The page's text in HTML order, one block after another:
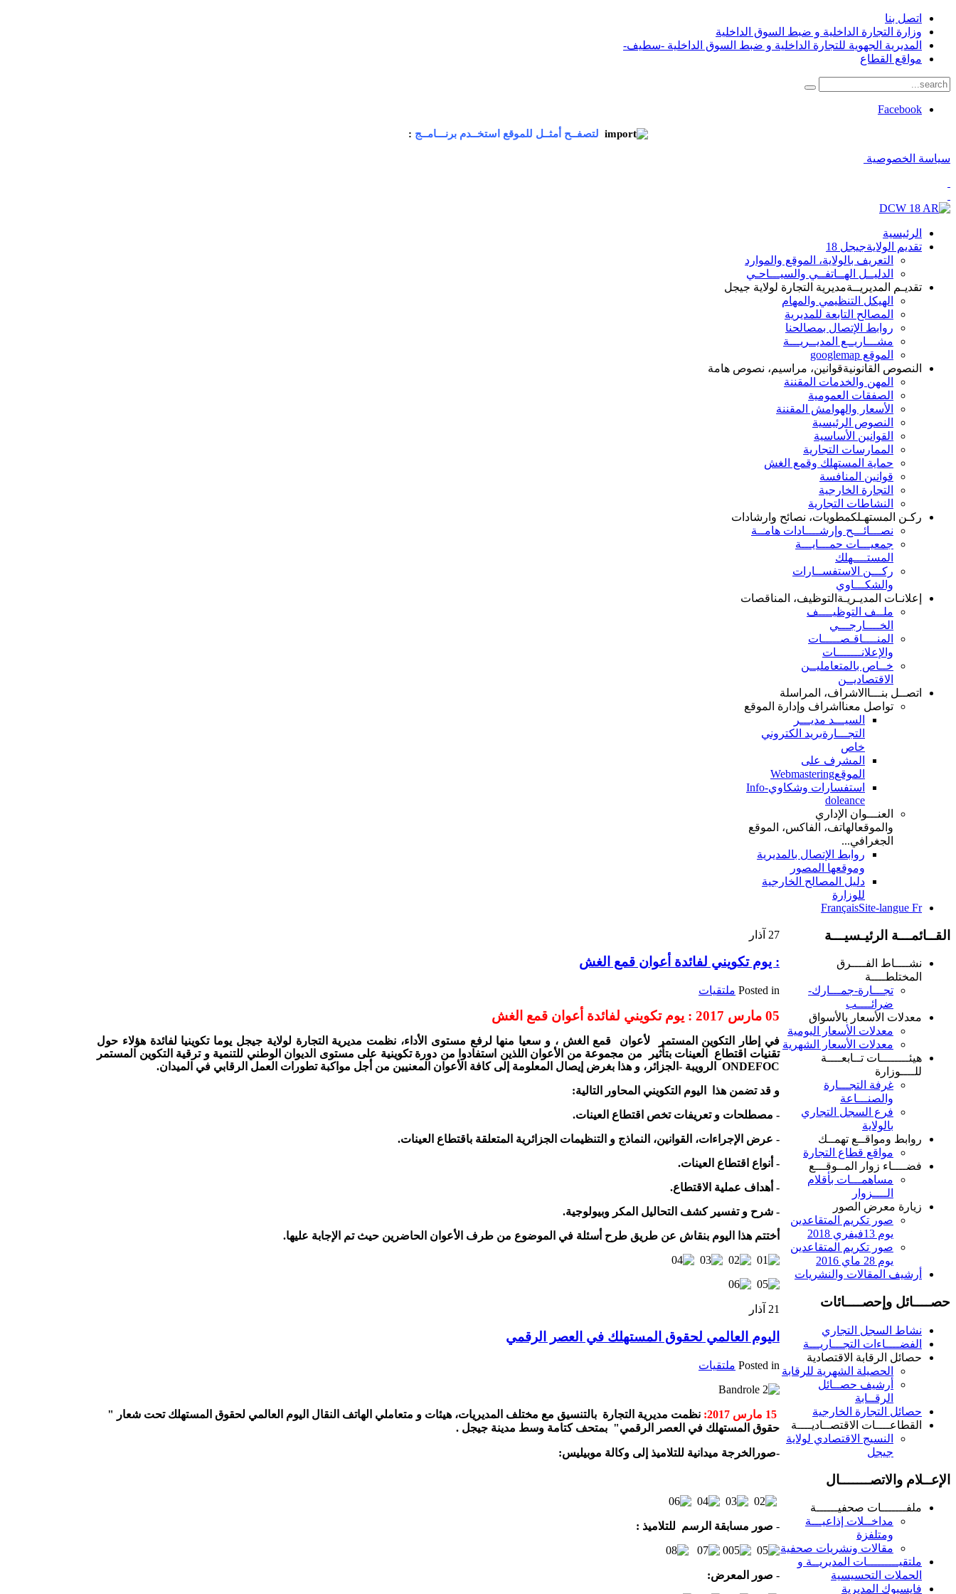
اتصل بنا
وزارة التجارة الداخلية و ضبط السوق الداخلية
المديرية الجهوية للتجارة الداخلية و ضبط السوق الداخلية -سطيف-
مواقع القطاع
Facebook
لتصفــح أمثــل للموقع استخــدم برنـــامــج :
سياسة الخصوصية
الرئيسية
تقديم الولايةجيجل 18
التعريف بالولاية، الموقع والموارد
الدليــل الهــاتفــي والسيـــاحـي
تقديـم المديريــةمديرية التجارة لولاية جيجل
الهيكل التنظيمي والمهام
المصالح التابعة للمديرية
روابط الإتصال بمصالحنا
مشـــاريــع المديــريـــة
الموقع googlemap
النصوص القانونيةقوانين، مراسيم، نصوص هامة
المهن والخدمات المقننة
الصفقات العمومية
الأسعار والهوامش المقننة
النصوص الرئيسية
القوانين الأساسية
الممارسات التجارية
حماية المستهلك وقمع الغش
قوانين المنافسة
التجارة الخارجية
النشاطات التجارية
ركـن المستهـلكمطويات، نصائح وارشادات
نصـــائـــح وإرشــــادات هامــة
جمعيـــات حمـــايـــة
المستــــهلك
ركـــن الاستفســارات
والشكـــاوي
إعلانـات المديـريـة التوظيف، المناقصات
ملــف التوظيــــف
الخــــارجـــي
المنــــاقـصـــــات
والإعلانـــــــات
خــاص بالمتعامليــن
الاقتصاديــن
اتصــل بنـــا الاشراف، المراسلة
تواصل معنا اشراف وإدارة الموقع
السيـــد مديـــر
التجـــارةبريد الكتروني
خاص
المشرف على
الموقعWebmastering
استفسارات وشكاويInfo-
doleance
العنـــوان الإداري
والموقعالهاتف، الفاكس، الموقع
الجغرافي...
روابط الإتصال بالمديرية
وموقعها المصور
دليل المصالح الخارجية
للوزارة
FrançaisSite-langue Fr
27 آذار
: يوم تكويني لفائدة أعوان قمع الغش
Posted in ملتقيات
05 مارس 2017 : يوم تكويني لفائدة أعوان قمع الغش
في إطار التكوين المستمر لأعوان قمع الغش ، و سعيا منها لرفع مستوى الأداء، نظمت مديرية التجارة لولاية جيجل يوما تكوينيا لفائدة هؤلاء حول
تقنيات اقتطاع العينات بتأثير من مجموعة من الأعوان اللذين استفادوا من دورة تكوينية على مستوى الديوان الوطني للتنمية و ترقية التكوين المستمر
ONDEFOC الرويبة -الجزائر، و هذا بغرض إيصال المعلومة إلى كافة الأعوان المعنيين من أجل مواكبة تطورات العمل الرقابي في الميدان.
و قد تضمن هذا اليوم التكويني المحاور التالية:
- مصطلحات و تعريفات تخص اقتطاع العينات.
- عرض الإجراءات، القوانين، النماذج و التنظيمات الجزائرية المتعلقة باقتطاع العينات.
- أنواع اقتطاع العينات.
- أهداف عملية الاقتطاع.
- شرح و تفسير كشف التحاليل المكر وبيولوجية.
أختتم هذا اليوم بنقاش عن طريق طرح أسئلة في الموضوع من طرف الأعوان الحاضرين حيث تم الإجابة عليها.
21 آذار
اليوم العالمي لحقوق المستهلك في العصر الرقمي
Posted in ملتقيات
نظمت مديرية التجارة بالتنسيق مع مختلف المديريات، هيئات و متعاملي الهاتف النقال اليوم العالمي لحقوق المستهلك تحت شعار "
حقوق المستهلك في العصر الرقمي" بمتحف كتامة وسط مدينة جيجل .
-صورالخرجة ميدانية للتلاميذ إلى وكالة موبيليس:
- صور مسابقة الرسم للتلاميذ :
- صور المعرض:
القــائمـــة الرئيـسيـــة
نشــــاط الفــــرق
المختلطــــة
تجـــارة-جمـــارك-
ضرائــــب
معدلات الأسعار بالأسواق
معدلات الأسعار اليومية
معدلات الأسعار الشهرية
هيئــــــــات تــابعــــة
للــــوزارة
غرفة التجـــارة
والصنـــاعة
فرع السجل التجاري
بالولاية
روابط ومواقــع تهمــك
مواقع قطاع التجارة
فضــــاء زوار المــوقـــع
مساهمـــات بأقلام
الــــزوار
زيارة معرض الصور
صور تكريم المتقاعدين
يوم 13فيفري 2018
صور تكريم المتقاعدين
يوم 28 ماي 2016
أرشيف المقالات والنشريات
حصــــائل وإحصــــائات
نشاط السجل التجاري
الفضــــاءات التجـــاريـــة
حصائل الرقابة الاقتصادية
الحصيلة الشهرية للرقابة
أرشيف حصــائل
الرقــابة
حصائل التجارة الخارجية
القطاعــــات الاقتصــاديــــة
النسيج الاقتصادي لولاية
جيجل
الإعــلام والاتصـــــــال
ملفـــــــات صحفيــــــة
مداخــلات إذاعيـــة
ومتلفزة
مقالات ونشريات صحفية
ملتقيـــــــــات المديريــة و
الحملات التحسيسية
فايسبوك المديرية